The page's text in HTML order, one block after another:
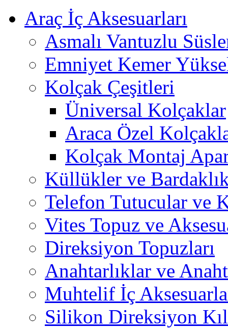
Araç İç Aksesuarları
Asmalı Vantuzlu
Emniyet Kemer
Kolçak Çeşitleri
Üniversal Kolçaklar
Araca Özel
Kolçak Montaj
Küllükler ve
Telefon Tutucular ve
Vites Topuz ve
Direksiyon Topuzları
Anahtarlıklar ve
Muhtelif İç
Silikon Direksiyon